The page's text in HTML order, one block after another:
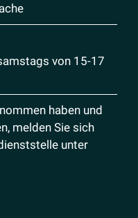
von 15-17
haben und
melden Sie sich
unter